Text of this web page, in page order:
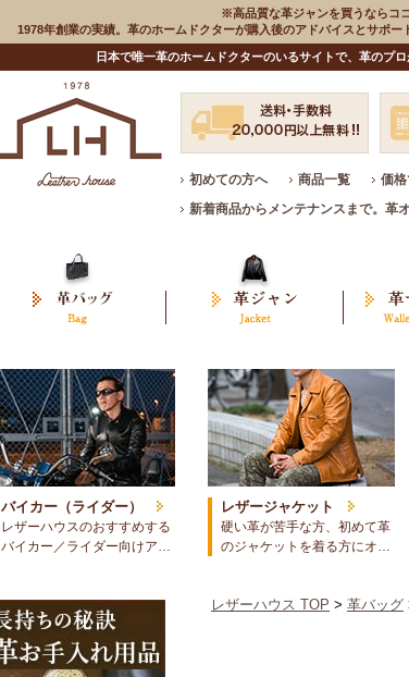
※高品質な革ジャンを買うならコ
1978年創業の実績。革のホームドクターが購入後のアドバイスとサポ
日本で唯一革のホームドクターのいるサイトで、革のプ
初めての方へ 商品一覧 価
新着商品からメンテナンスまで。革
バイカー（ライダー）
レザーハウスのおすすめする
バイカー／ライダー向けア…
レザージャケット
硬い革が苦手な方、初めて革
のジャケットを着る方にオ…
レザーハウス TOP > 革バッグ